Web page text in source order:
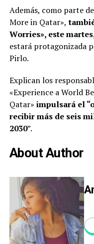
Además, como parte
More in Qatar»,
Worries», este
estará protagonizada
Pirlo.
Explican los
«Experience a World
Qatar» impulsará el
recibir más de seis
2030”.
About Author